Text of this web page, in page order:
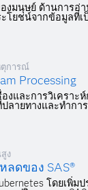
งมนุษย์ ด้านการอ่า
โยชน์จากข้อมูลที่เ
ตุการณ์
Processing
งและการวิเคราะ
ปลายทางและทำกา
ง
ลดของ SAS®
โดยเพิ่ม